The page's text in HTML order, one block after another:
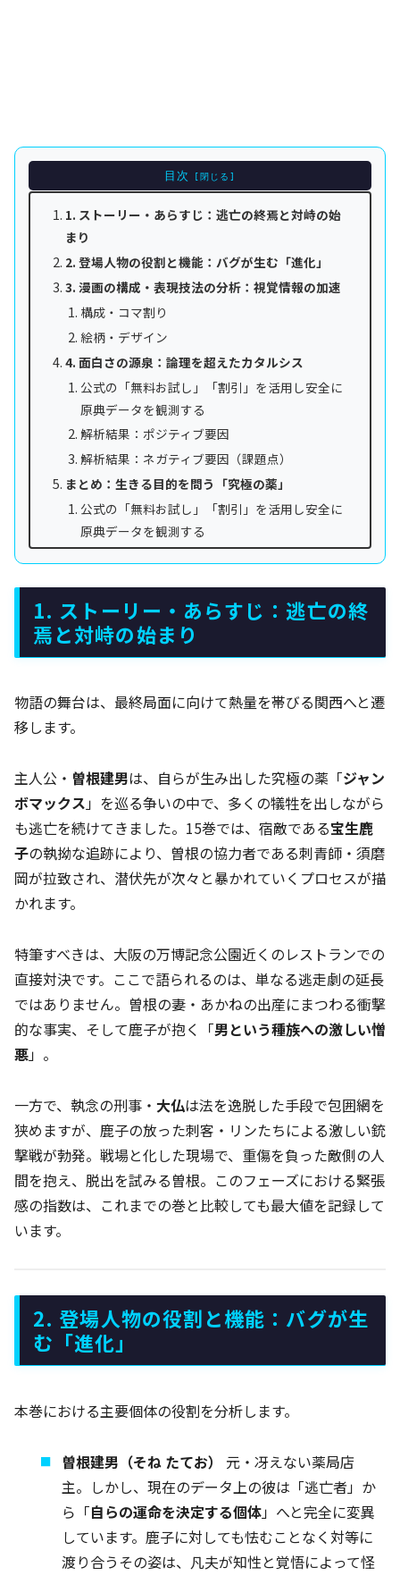
目次
1. ストーリー・あらすじ：逃亡の終焉と対峙の始
まり
2. 登場人物の役割と機能：バグが生む「進化」
3. 漫画の構成・表現技法の分析：視覚情報の加速
構成・コマ割り
絵柄・デザイン
4. 面白さの源泉：論理を超えたカタルシス
公式の「無料お試し」「割引」を活用し安全に
原典データを観測する
解析結果：ポジティブ要因
解析結果：ネガティブ要因（課題点）
まとめ：生きる目的を問う「究極の薬」
公式の「無料お試し」「割引」を活用し安全に
原典データを観測する
1. ストーリー・あらすじ：逃亡の終
焉と対峙の始まり
物語の舞台は、最終局面に向けて熱量を帯びる関西へと遷
移します。
主人公・ 曽根建男は、自らが生み出した究極の薬「ジャン
ボマックス」を巡る争いの中で、多くの犠牲を出しながら
も逃亡を続けてきました。15巻では、宿敵である宝生鹿
子の執拗な追跡により、曽根の協力者である刺青師・須磨
岡が拉致され、潜伏先が次々と暴かれていくプロセスが描
かれます。
特筆すべきは、大阪の万博記念公園近くのレストランでの
直接対決です。ここで語られるのは、単なる逃走劇の延長
ではありません。曽根の妻・あかねの出産にまつわる衝撃
的な事実、そして鹿子が抱く「男という種族への激しい憎
悪」。
一方で、執念の刑事・ 大仏は法を逸脱した手段で包囲網を
狭めますが、鹿子の放った刺客・リンたちによる激しい銃
撃戦が勃発。戦場と化した現場で、重傷を負った敵側の人
間を抱え、脱出を試みる曽根。このフェーズにおける緊張
感の指数は、これまでの巻と比較しても最大値を記録して
います。
2. 登場人物の役割と機能：バグが生
む「進化」
本巻における主要個体の役割を分析します。
曽根建男（そね たてお）
元・冴えない薬局店
主。しかし、現在のデータ上の彼は「逃亡者」か
ら「自らの運命を決定する個体」へと完全に変異
しています。鹿子に対しても怯むことなく対等に
渡り合うその姿は、凡夫が知性と覚悟によって怪